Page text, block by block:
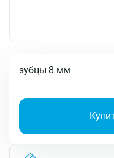
зубцы 8 мм